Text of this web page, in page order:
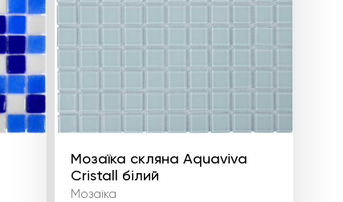
Мозаїка скляна Aquaviva
Сristall білий
Мозаїка